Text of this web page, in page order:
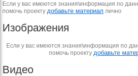
Если у вас имеются знания\информация по
помочь проекту добавьте материал лично
Изображения
Если у вас имеются знания\информация по
помочь проекту добавьте
Видео